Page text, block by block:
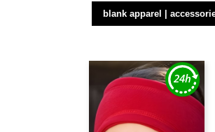
blank apparel |